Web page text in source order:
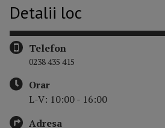
Detalii loc
Telefon
0238 435 415
Orar
L-V: 10:00 - 16:00
Adresa